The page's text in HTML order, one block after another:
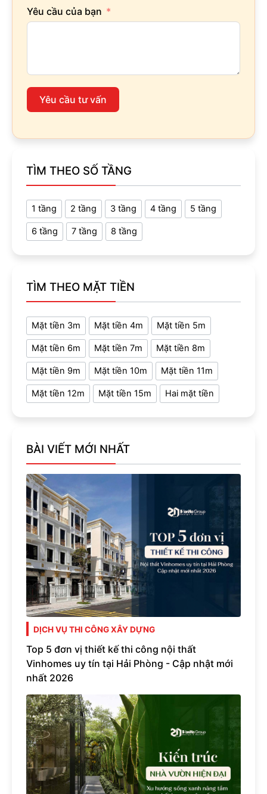
Yêu cầu của bạn
Yêu cầu tư vấn
TÌM THEO SỐ TẦNG
1 tầng 2 tầng 3 tầng 4 tầng 5 tầng
6 tầng 7 tầng 8 tầng
TÌM THEO MẶT TIỀN
Mặt tiền 3m Mặt tiền 4m Mặt tiền 5m
Mặt tiền 6m Mặt tiền 7m Mặt tiền 8m
Mặt tiền 9m Mặt tiền 10m Mặt tiền 11m
Mặt tiền 12m Mặt tiền 15m Hai mặt tiền
BÀI VIẾT MỚI NHẤT
DỊCH VỤ THI CÔNG XÂY DỰNG
Top 5 đơn vị thiết kế thi công nội thất
Vinhomes uy tín tại Hải Phòng - Cập nhật mới
nhất 2026